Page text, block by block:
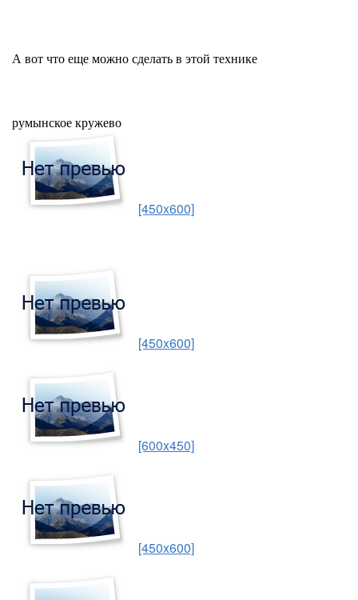
А вот что еще можно сделать в этой технике
румынское кружево
[450x600]
[450x600]
[600x450]
[450x600]